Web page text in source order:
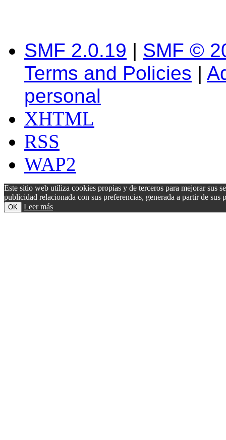
SMF 2.0.19 | SMF ©
Terms and Policies |
personal
XHTML
RSS
WAP2
Este sitio web utiliza cookies propias y de terceros para mejorar sus
publicidad relacionada con sus preferencias, generada a partir de
OK Leer más